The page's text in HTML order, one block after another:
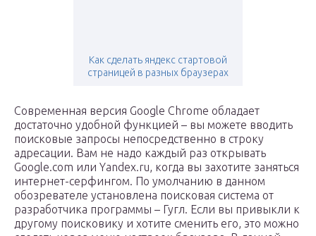
Как сделать яндекс стартовой
страницей в разных браузерах
Современная версия Google Chrome обладает
достаточно удобной функцией – вы можете вводить
поисковые запросы непосредственно в строку
адресации. Вам не надо каждый раз открывать
Google.com или Yandex.ru, когда вы захотите заняться
интернет-серфингом. По умолчанию в данном
обозревателе установлена поисковая система от
разработчика программы – Гугл. Если вы привыкли к
другому поисковику и хотите сменить его, это можно